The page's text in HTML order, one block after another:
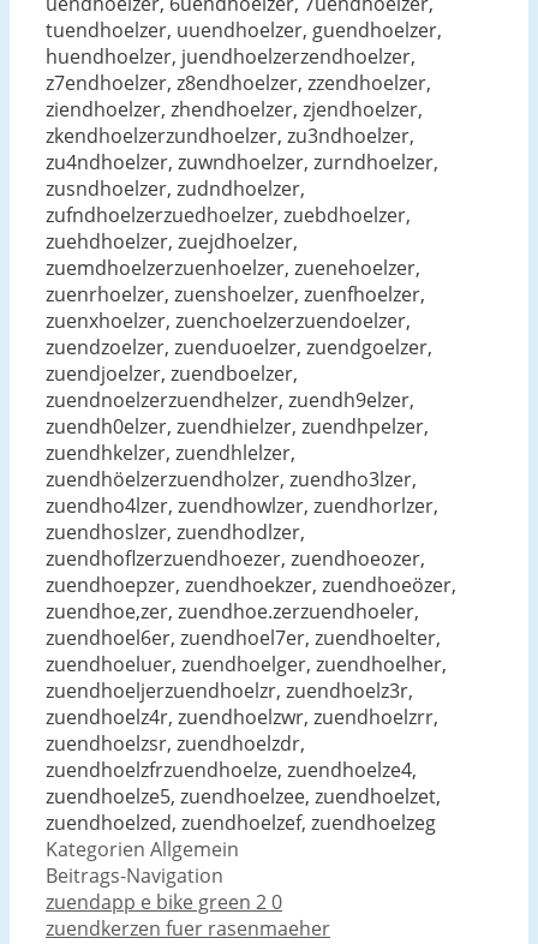
tuendhoelzer, uuendhoelzer, guendhoelzer,
huendhoelzer, juendhoelzerzendhoelzer,
z7endhoelzer, z8endhoelzer, zzendhoelzer,
ziendhoelzer, zhendhoelzer, zjendhoelzer,
zkendhoelzerzundhoelzer, zu3ndhoelzer,
zu4ndhoelzer, zuwndhoelzer, zurndhoelzer,
zusndhoelzer, zudndhoelzer,
zufndhoelzerzuedhoelzer, zuebdhoelzer,
zuehdhoelzer, zuejdhoelzer,
zuemdhoelzerzuenhoelzer, zuenehoelzer,
zuenrhoelzer, zuenshoelzer, zuenfhoelzer,
zuenxhoelzer, zuenchoelzerzuendoelzer,
zuendzoelzer, zuenduoelzer, zuendgoelzer,
zuendjoelzer, zuendboelzer,
zuendnoelzerzuendhelzer, zuendh9elzer,
zuendh0elzer, zuendhielzer, zuendhpelzer,
zuendhkelzer, zuendhlelzer,
zuendhöelzerzuendholzer, zuendho3lzer,
zuendho4lzer, zuendhowlzer, zuendhorlzer,
zuendhoslzer, zuendhodlzer,
zuendhoflzerzuendhoezer, zuendhoeozer,
zuendhoepzer, zuendhoekzer, zuendhoeözer,
zuendhoe,zer, zuendhoe.zerzuendhoeler,
zuendhoel6er, zuendhoel7er, zuendhoelter,
zuendhoeluer, zuendhoelger, zuendhoelher,
zuendhoeljerzuendhoelzr, zuendhoelz3r,
zuendhoelz4r, zuendhoelzwr, zuendhoelzrr,
zuendhoelzsr, zuendhoelzdr,
zuendhoelzfrzuendhoelze, zuendhoelze4,
zuendhoelze5, zuendhoelzee, zuendhoelzet,
zuendhoelzed, zuendhoelzef, zuendhoelzeg
Kategorien Allgemein
Beitrags-Navigation
zuendapp e bike green 2 0
zuendkerzen fuer rasenmaeher